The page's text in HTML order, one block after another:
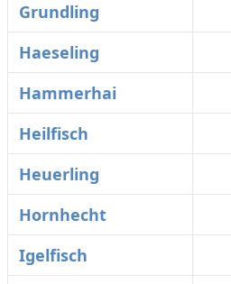
Grundling
Haeseling
Hammerhai
Heilfisch
Heuerling
Hornhecht
Igelfisch